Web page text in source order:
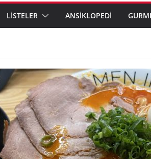
LİSTELER ANSİKLOPEDİ